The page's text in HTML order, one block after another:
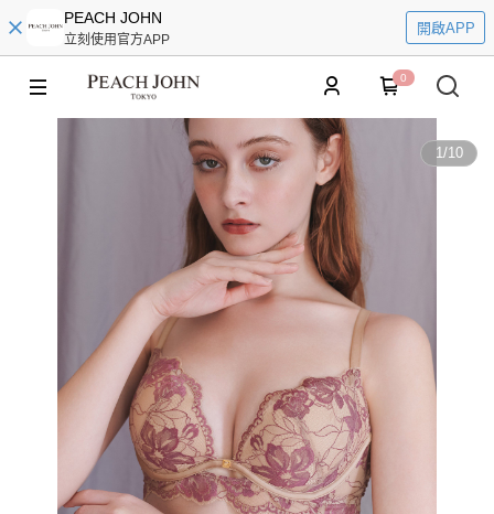
PEACH JOHN
立刻使用官方APP
開啟APP
0
1/10